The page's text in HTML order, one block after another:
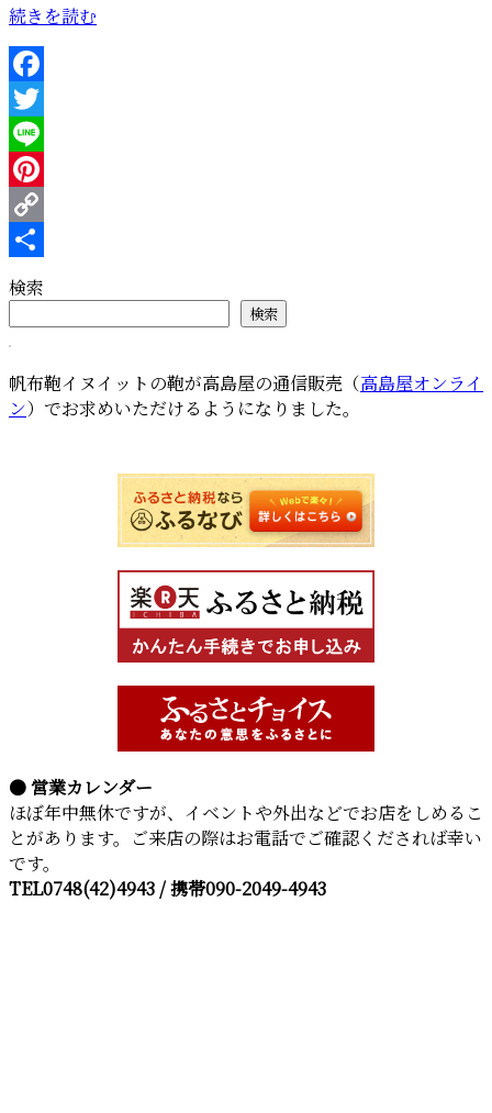
“ラ
イ
ン
が
素
敵
な
フ
ロ
ン
フ
ッ
シ
ョ
続きを読む
Facebook
Twitter
Line
Pinterest
Copy
Link
共
有
検索
検索
帆布鞄イヌイットの鞄が高島屋の通信販売（高島屋オンライ
ン）でお求めいただけるようになりました。
● 営業カレンダー
ほぼ年中無休ですが、イベントや外出などでお店をしめるこ
とがあります。ご来店の際はお電話でご確認くだされば幸い
です。
TEL0748(42)4943 / 携帯090-2049-4943